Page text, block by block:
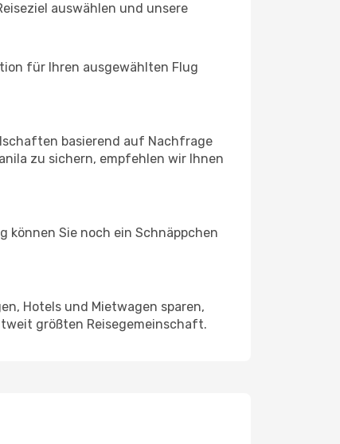
auswählen und unsere
für Ihren ausgewählten Flug
basierend auf Nachfrage
zu sichern, empfehlen wir Ihnen
können Sie noch ein Schnäppchen
Hotels und Mietwagen sparen,
größten Reisegemeinschaft.